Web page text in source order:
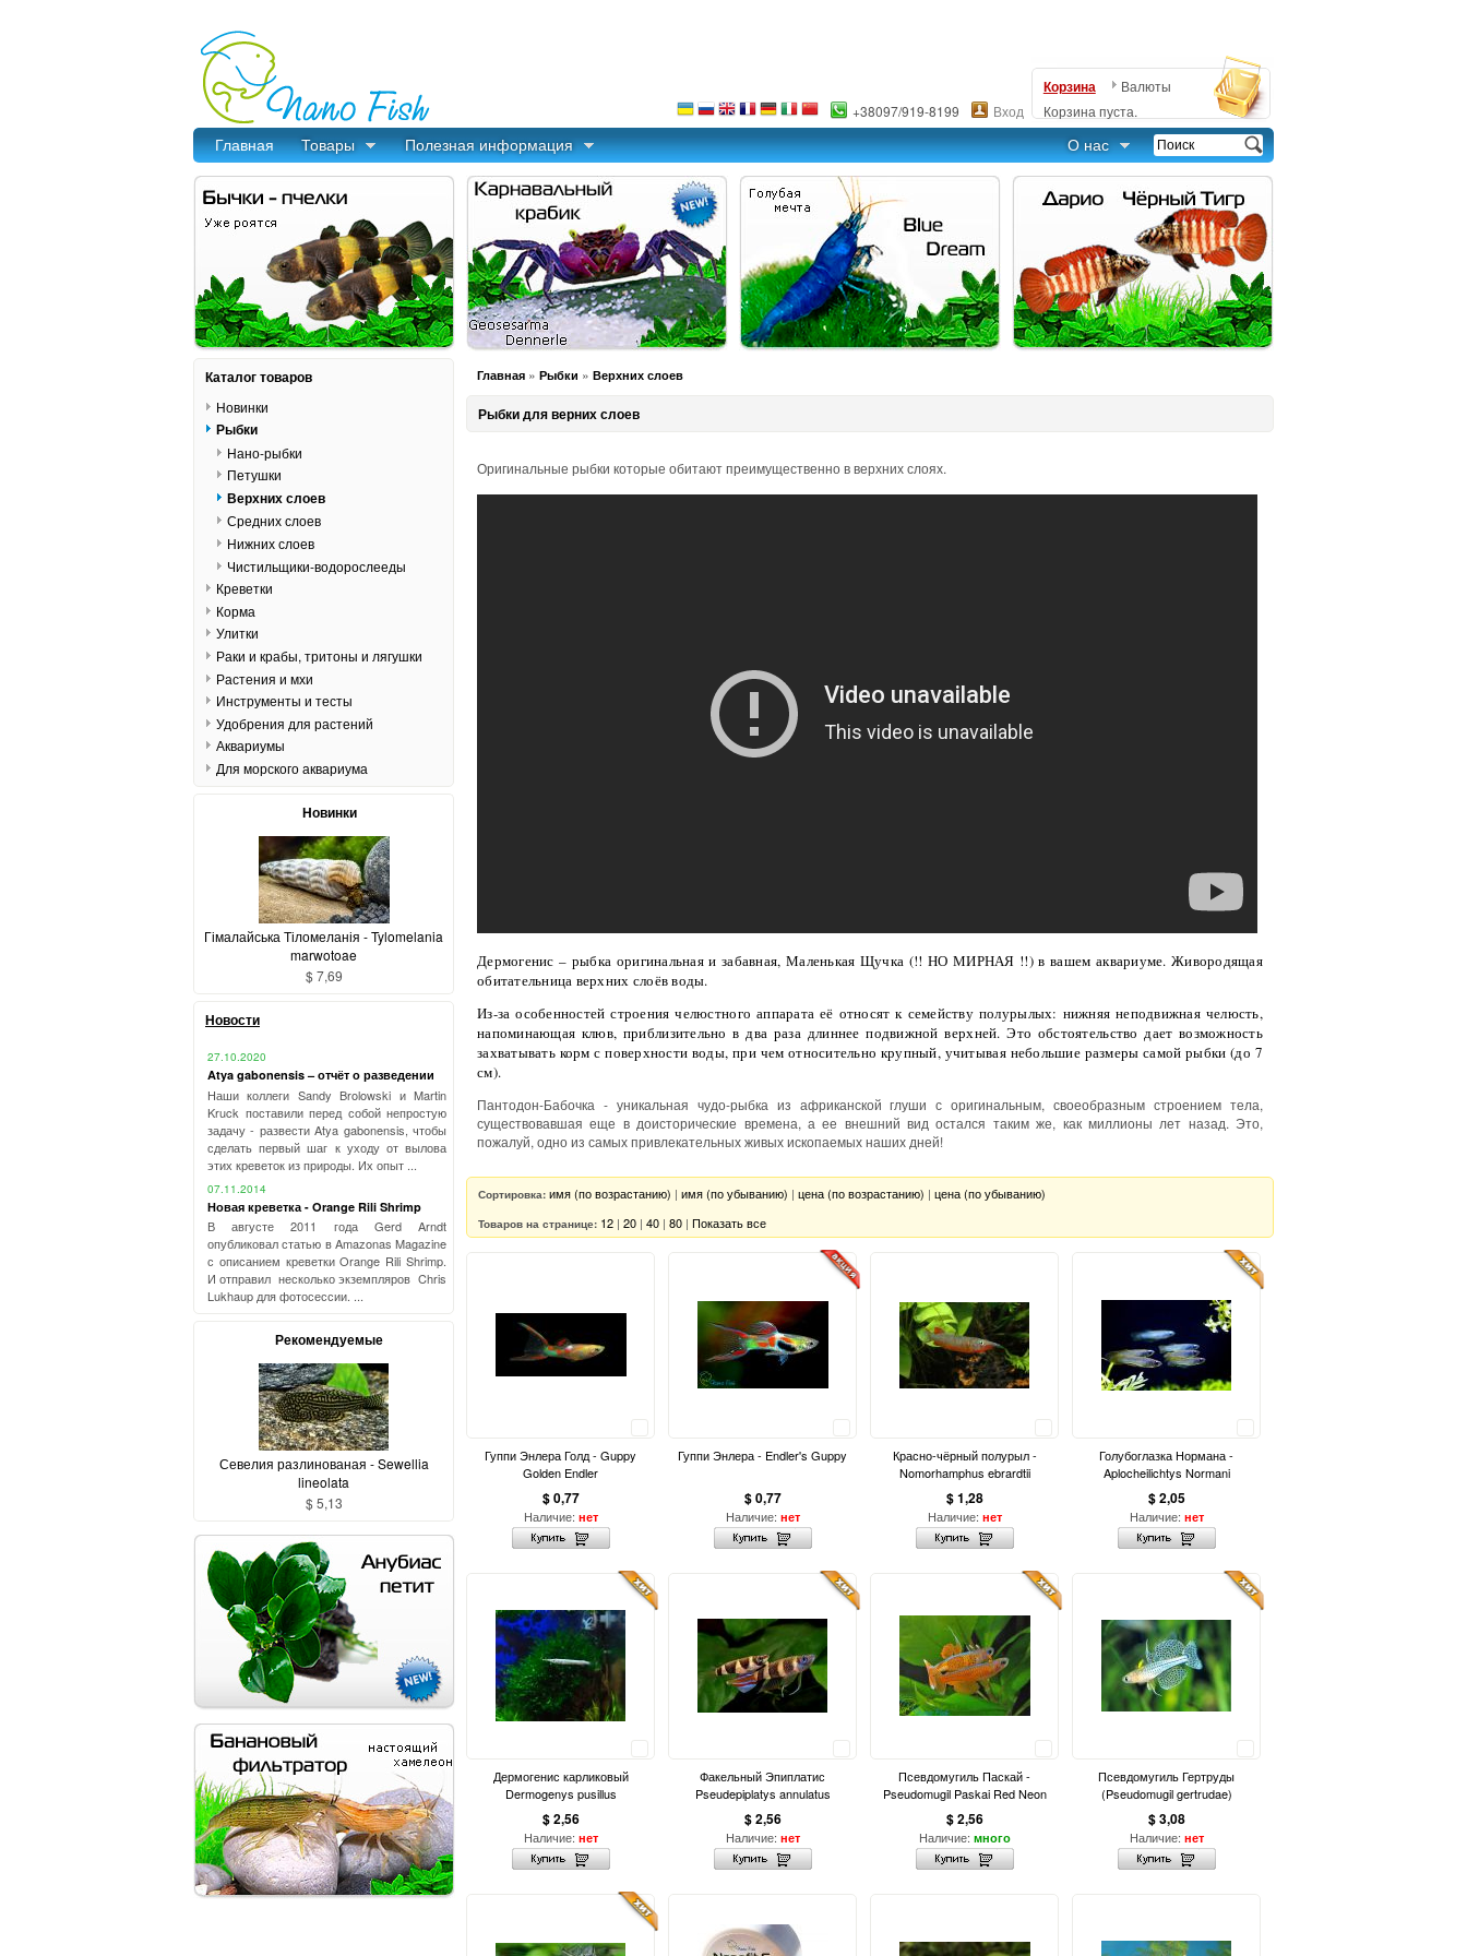
Валюты
Корзина
Корзина пуста.
+38097/919-8199 Вход
Главная Товары Полезная информация О нас
Главная » Рыбки » Верхних слоев
Рыбки для верних слоев
Оригинальные рыбки которые обитают преимущественно в верхних слоях.
Дермогенис – рыбка оригинальная и забавная, Маленькая Щучка (!! НО МИРНАЯ !!) в вашем аквариуме. Живородящая
обитательница верхних слоёв воды.
Из-за особенностей строения челюстного аппарата её относят к семейству полурылых: нижняя неподвижная челюсть,
напоминающая клюв, приблизительно в два раза длиннее подвижной верхней. Это обстоятельство дает возможность
захватывать корм с поверхности воды, при чем относительно крупный, учитывая небольшие размеры самой рыбки (до 7
см).
Пантодон-Бабочка - уникальная чудо-рыбка из африканской глуши с оригинальным, своеобразным строением тела,
существовавшая еще в доисторические времена, а ее внешний вид остался таким же, как миллионы лет назад. Это,
пожалуй, одно из самых привлекательных живых ископаемых наших дней!
Сортировка: имя (по возрастанию) | имя (по убыванию) | цена (по возрастанию) | цена (по убыванию)
Товаров на странице: 12 | 20 | 40 | 80 | Показать все
Гуппи Энлера Голд - Guppy
Golden Endler
$ 0,77
Наличие: нет
Гуппи Энлера - Endler's Guppy
$ 0,77
Наличие: нет
Красно-чёрный полурыл -
Nomorhamphus ebrardtii
$ 1,28
Наличие: нет
Голубоглазка Нормана -
Aplocheilichtys Normani
$ 2,05
Наличие: нет
Дермогенис карликовый
Dermogenys pusillus
$ 2,56
Наличие: нет
Факельный Эпиплатис
Pseudepiplatys annulatus
$ 2,56
Наличие: нет
Псевдомугиль Паскай -
Pseudomugil Paskai Red Neon
$ 2,56
Наличие: много
Псевдомугиль Гертруды
(Pseudomugil gertrudae)
$ 3,08
Наличие: нет
Каталог товаров
Новинки
Рыбки
Нано-рыбки
Петушки
Верхних слоев
Средних слоев
Нижних слоев
Чистильщики-водорослееды
Креветки
Корма
Улитки
Раки и крабы, тритоны и лягушки
Растения и мхи
Инструменты и тесты
Удобрения для растений
Аквариумы
Для морского аквариума
Новинки
Гімалайська Тіломеланія - Tylomelania
marwotoae
$ 7,69
Новости
27.10.2020
Atya gabonensis – отчёт о разведении
Наши коллеги Sandy Brolowski и Martin
Kruck поставили перед собой непростую
задачу - развести Atya gabonensis, чтобы
сделать первый шаг к уходу от вылова
этих креветок из природы. Их опыт ...
07.11.2014
Новая креветка - Orange Rili Shrimp
В августе 2011 года Gerd Arndt
опубликовал статью в Amazonas Magazine
с описанием креветки Orange Rili Shrimp.
И отправил несколько экземпляров Chris
Lukhaup для фотосессии. ...
Рекомендуемые
Севелия разлинованая - Sewellia
lineolata
$ 5,13